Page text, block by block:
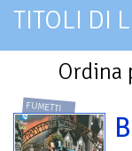
TITOLI DI
Ordina
FUMETTI